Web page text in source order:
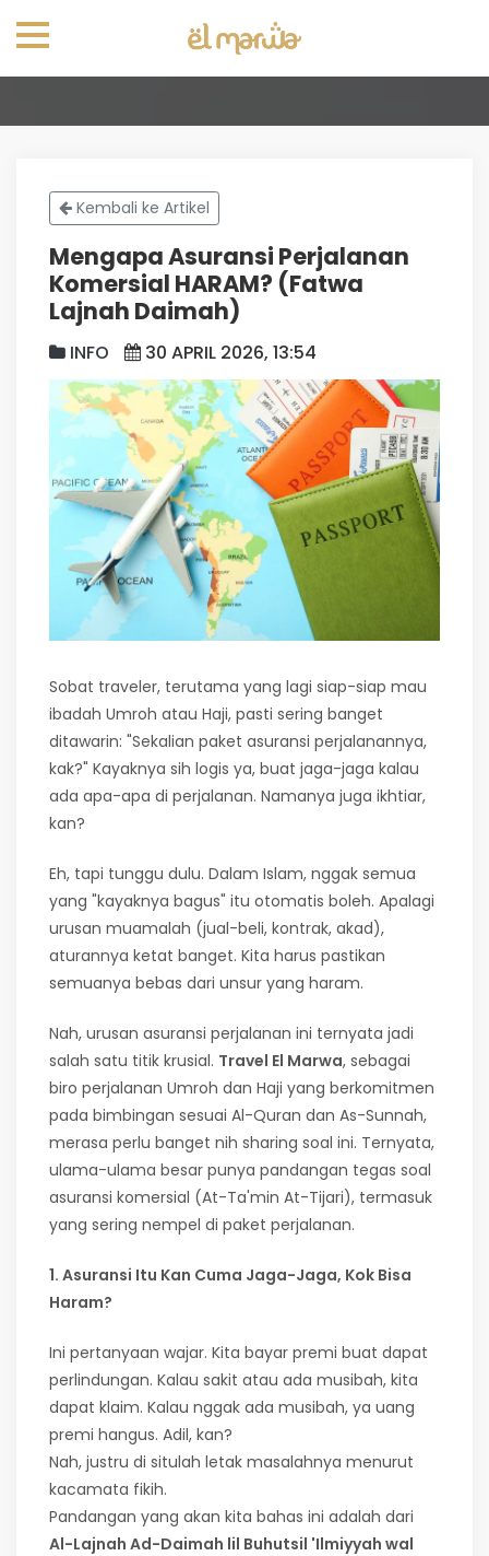
Kembali ke Artikel
Mengapa Asuransi Perjalanan
Komersial HARAM? (Fatwa
Lajnah Daimah)
INFO 30 APRIL 2026, 13:54
Sobat traveler, terutama yang lagi siap-siap mau
ibadah Umroh atau Haji, pasti sering banget
ditawarin: "Sekalian paket asuransi perjalanannya,
kak?" Kayaknya sih logis ya, buat jaga-jaga kalau
ada apa-apa di perjalanan. Namanya juga ikhtiar,
kan?
Eh, tapi tunggu dulu. Dalam Islam, nggak semua
yang "kayaknya bagus" itu otomatis boleh. Apalagi
urusan muamalah (jual-beli, kontrak, akad),
aturannya ketat banget. Kita harus pastikan
semuanya bebas dari unsur yang haram.
Nah, urusan asuransi perjalanan ini ternyata jadi
salah satu titik krusial. Travel El Marwa, sebagai
biro perjalanan Umroh dan Haji yang berkomitmen
pada bimbingan sesuai Al-Quran dan As-Sunnah,
merasa perlu banget nih sharing soal ini. Ternyata,
ulama-ulama besar punya pandangan tegas soal
asuransi komersial (At-Ta'min At-Tijari), termasuk
yang sering nempel di paket perjalanan.
1. Asuransi Itu Kan Cuma Jaga-Jaga, Kok Bisa
Haram?
Ini pertanyaan wajar. Kita bayar premi buat dapat
perlindungan. Kalau sakit atau ada musibah, kita
dapat klaim. Kalau nggak ada musibah, ya uang
premi hangus. Adil, kan?
Nah, justru di situlah letak masalahnya menurut
kacamata fikih.
Pandangan yang akan kita bahas ini adalah dari
Al-Lajnah Ad-Daimah lil Buhutsil 'Ilmiyyah wal